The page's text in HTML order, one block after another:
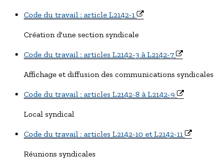
Code du travail : article L2142-1
Création d'une section syndicale
Code du travail : articles L2142-3 à L2142-7
Affichage et diffusion des communications syndicales
Code du travail : articles L2142-8 à L2142-9
Local syndical
Code du travail : articles L2142-10 et L2142-11
Réunions syndicales